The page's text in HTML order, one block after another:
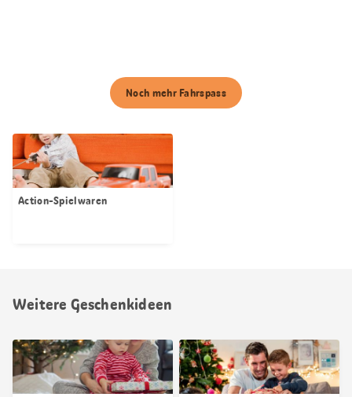
Noch mehr Fahrspass
Action-Spielwaren
Weitere Geschenkideen